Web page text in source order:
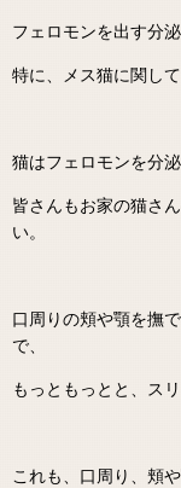
フェロモンを出す分
特に、メス猫に関し
猫はフェロモンを分
皆さんもお家の猫さ
い。
口周りの頬や顎を撫
で、
もっともっとと、ス
これも、口周り、頬